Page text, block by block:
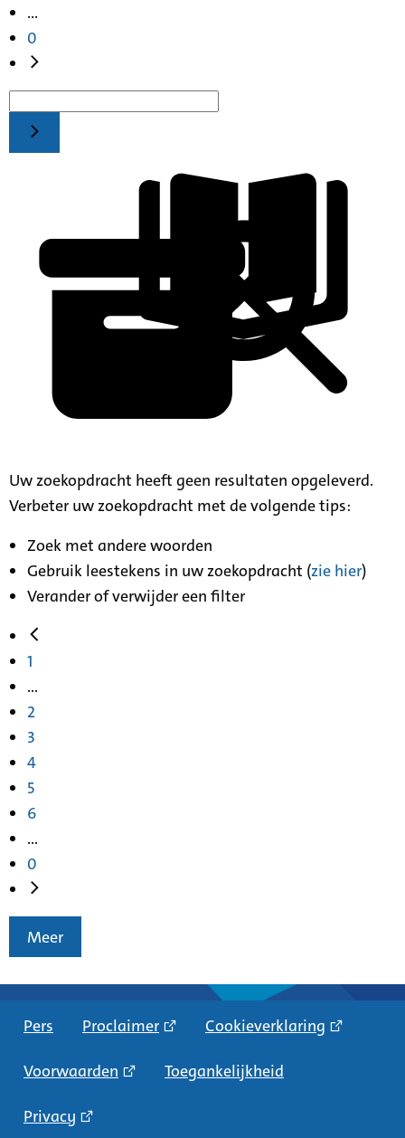
...
0
Uw zoekopdracht heeft geen resultaten opgeleverd.
Verbeter uw zoekopdracht met de volgende tips:
Zoek met andere woorden
Gebruik leestekens in uw zoekopdracht (zie hier)
Verander of verwijder een filter
1
...
2
3
4
5
6
...
0
Meer
Pers Proclaimer Cookieverklaring
Voorwaarden Toegankelijkheid
Privacy